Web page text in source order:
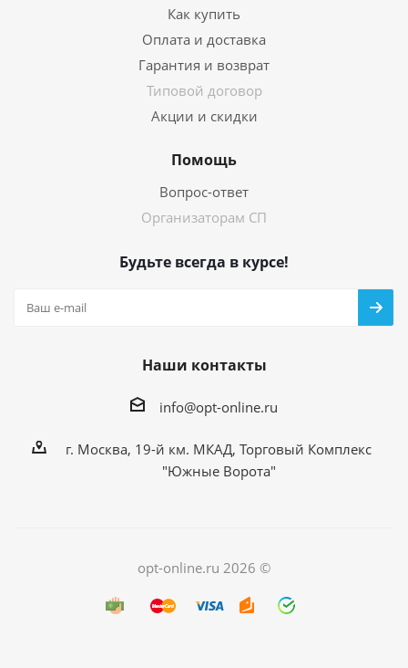
Как купить
Оплата и доставка
Гарантия и возврат
Типовой договор
Акции и скидки
Помощь
Вопрос-ответ
Организаторам СП
Будьте всегда в курсе!
Наши контакты
info@opt-online.ru
г. Москва, 19-й км. МКАД, Торговый Комплекс
"Южные Ворота"
opt-online.ru 2026 ©